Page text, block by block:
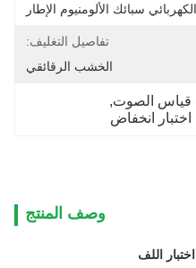
تفاصيل التغليف:
الخشب الرقائقي
قياس الصوت,
انخفاض
وصف المنتج